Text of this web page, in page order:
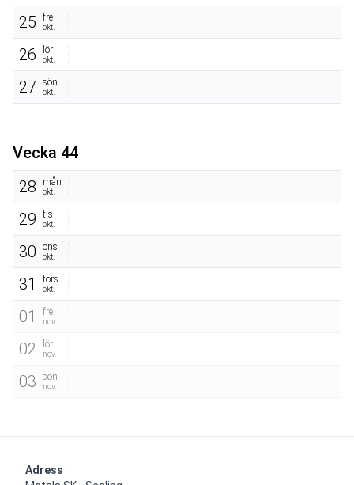
25 fre
okt.
26 lör
okt.
27 sön
okt.
Vecka 44
28
mån
okt.
29 tis
okt.
30 ons
okt.
31 tors
okt.
01 fre
nov.
02 lör
nov.
03 sön
nov.
Adress